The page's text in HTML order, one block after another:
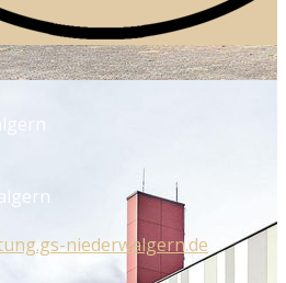
niederwalgern.de